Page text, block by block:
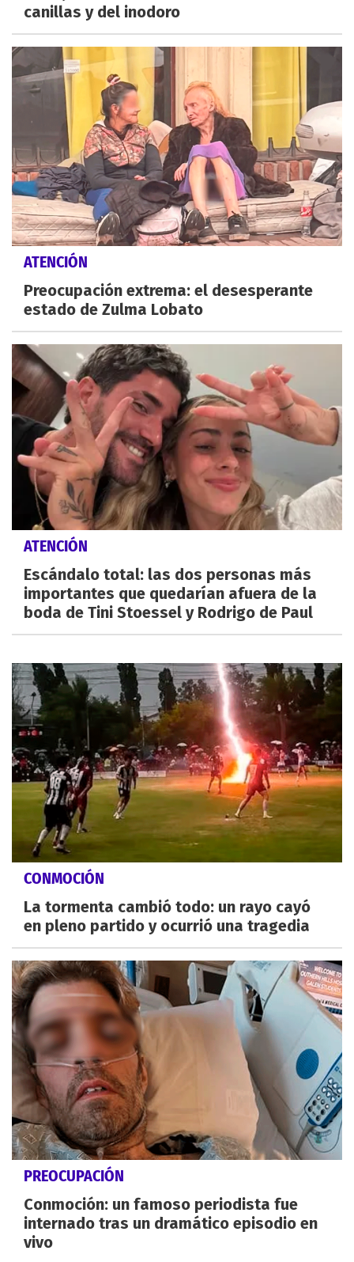
canillas y del inodoro
ATENCIÓN
Preocupación extrema: el desesperante
estado de Zulma Lobato
ATENCIÓN
Escándalo total: las dos personas más
importantes que quedarían afuera de la
boda de Tini Stoessel y Rodrigo de Paul
CONMOCIÓN
La tormenta cambió todo: un rayo cayó
en pleno partido y ocurrió una tragedia
PREOCUPACIÓN
Conmoción: un famoso periodista fue
internado tras un dramático episodio en
vivo